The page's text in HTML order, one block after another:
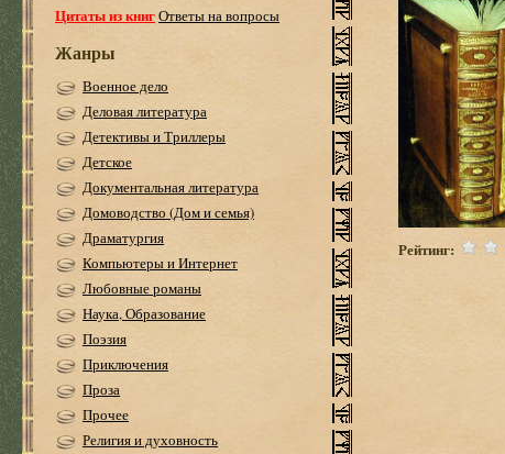
Цитаты из книгОтветы на вопросы
Жанры
Военное дело
Деловая литература
Детективы и Триллеры
Детское
Документальная литература
Домоводство (Дом и семья)
Драматургия
Компьютеры и Интернет
Любовные романы
Наука, Образование
Поэзия
Приключения
Проза
Прочее
Религия и духовность
Рейтинг: